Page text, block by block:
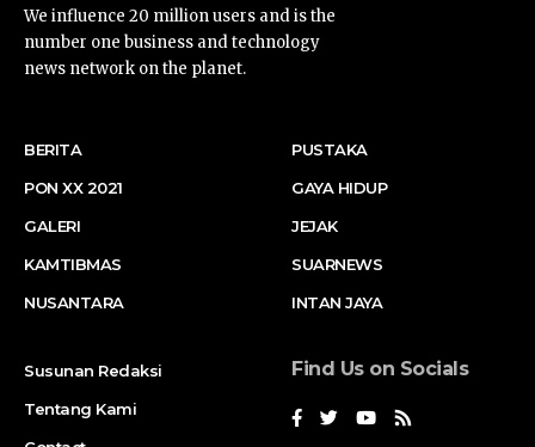
We influence 20 million users and is the
number one business and technology
news network on the planet.
BERITA
PON XX 2021
GALERI
KAMTIBMAS
NUSANTARA
PUSTAKA
GAYA HIDUP
JEJAK
SUARNEWS
INTAN JAYA
Susunan Redaksi
Tentang Kami
Find Us on Socials